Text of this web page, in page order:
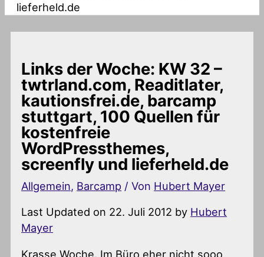
lieferheld.de
Links der Woche: KW 32 –
twtrland.com, Readitlater,
kautionsfrei.de, barcamp
stuttgart, 100 Quellen für
kostenfreie
WordPressthemes,
screenfly und lieferheld.de
Allgemein, Barcamp / Von Hubert Mayer
Last Updated on 22. Juli 2012 by Hubert
Mayer
Krasse Woche. Im Büro eher nicht sooo